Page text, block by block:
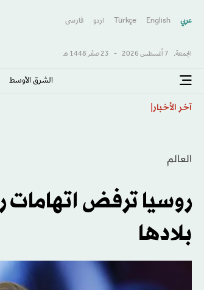
عربي English
Türkçe اردو فارسى
الجمعة, 7 أغسطس 2026 - 23 صفَر 1448 هـ
الشرق الأوسط​
آخر الأخبار
العالم
روسيا ترفض اتهامات
بلادها